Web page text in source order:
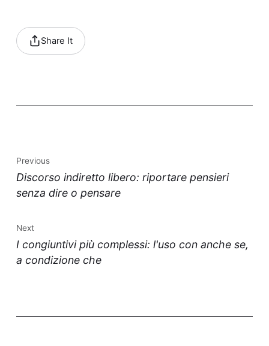
Share It
Previous
Discorso indiretto libero: riportare pensieri
senza dire o pensare
Next
I congiuntivi più complessi: l'uso con anche se,
a condizione che